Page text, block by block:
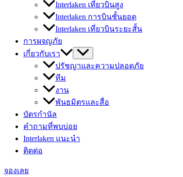
Interlaken เที่ยวบินสูง
Interlaken การบินชั้นยอด
Interlaken เที่ยวบินระยะสั้น
การผจญภัย
เกี่ยวกับเรา
ปรัชญาและความปลอดภัย
ทีม
งาน
พันธมิตรและสื่อ
บัตรกำนัล
คำถามที่พบบ่อย
Interlaken แนะนำ
ติดต่อ
จองเลย